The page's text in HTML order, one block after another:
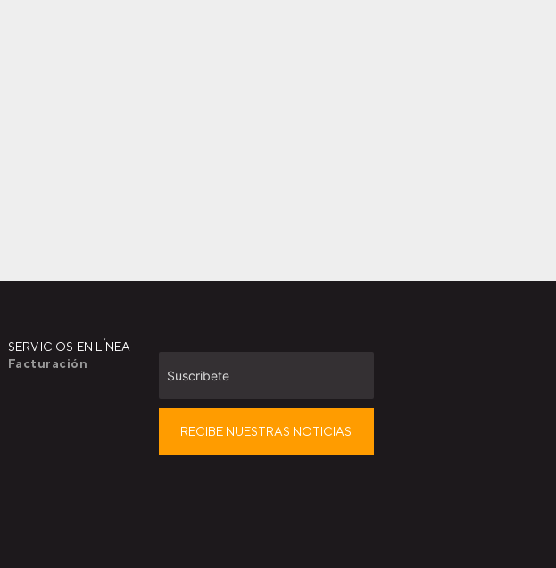
SERVICIOS EN LÍNEA
Facturación